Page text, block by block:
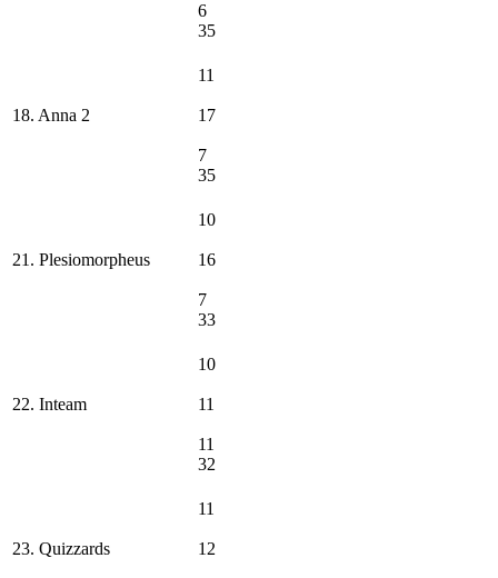
6
35
18. Anna 2
11
17
7
35
21. Plesiomorpheus
10
16
7
33
22. Inteam
10
11
11
32
23. Quizzards
11
12